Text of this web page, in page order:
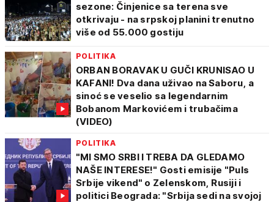
sezone: Činjenice sa terena sve
otkrivaju - na srpskoj planini trenutno
više od 55.000 gostiju
POLITIKA
ORBAN BORAVAK U GUČI KRUNISAO U
KAFANI! Dva dana uživao na Saboru, a
sinoć se veselio sa legendarnim
Bobanom Markovićem i trubačima
(VIDEO)
POLITIKA
"MI SMO SRBI I TREBA DA GLEDAMO
NAŠE INTERESE!" Gosti emisije "Puls
Srbije vikend" o Zelenskom, Rusiji i
politici Beograda: "Srbija sedi na svojoj